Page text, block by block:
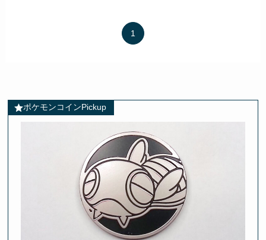
1
ポケモンコインPickup